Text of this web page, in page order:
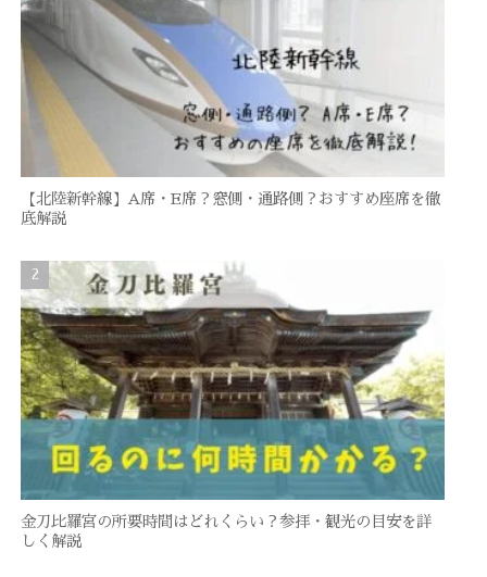
【北陸新幹線】A席・E席？窓側・通路側？おすすめ座席を徹
底解説
金刀比羅宮の所要時間はどれくらい？参拝・観光の目安を詳
しく解説